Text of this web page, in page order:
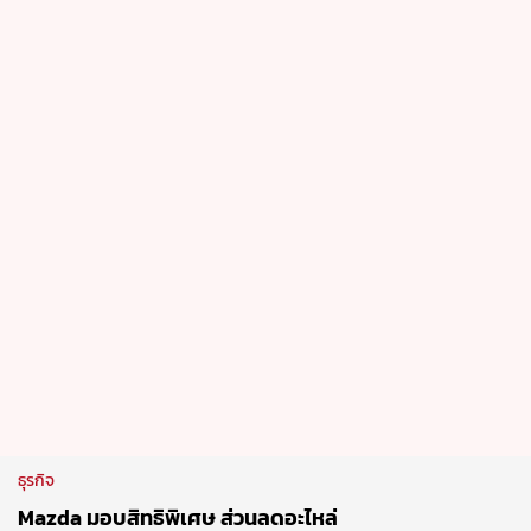
ธุรกิจ
Mazda มอบสิทธิพิเศษ ส่วนลดอะไหล่